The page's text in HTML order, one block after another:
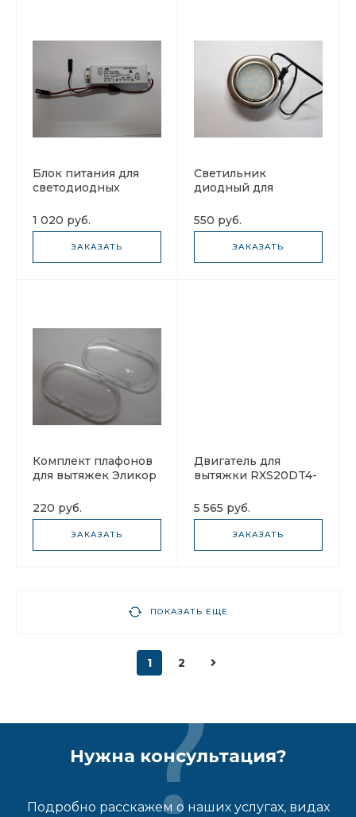
Блок питания для
светодиодных
1 020 руб.
ЗАКАЗАТЬ
Светильник
диодный для
550 руб.
ЗАКАЗАТЬ
Комплект плафонов
для вытяжек Эликор
220 руб.
ЗАКАЗАТЬ
Двигатель для
вытяжки RXS20DT4-
5 565 руб.
ЗАКАЗАТЬ
ПОКАЗАТЬ ЕЩЕ
1 2
Нужна консультация?
Подробно расскажем о наших услугах, видах